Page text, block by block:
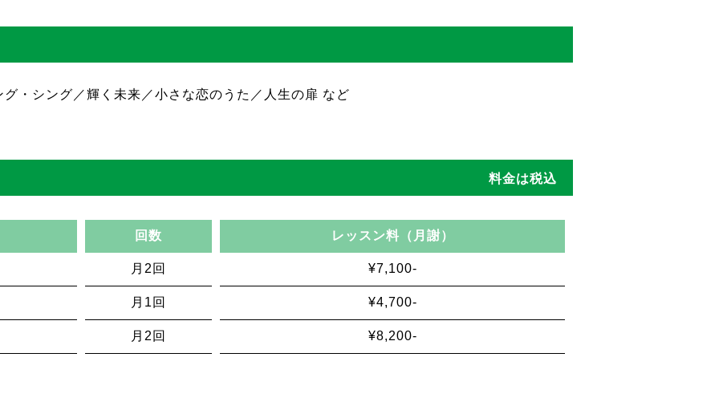
・シング／輝く未来／小さな恋のうた／人生の扉 など
料金は税込
回数 レッスン料（月謝）
月2回 ¥7,100-
月1回 ¥4,700-
月2回 ¥8,200-